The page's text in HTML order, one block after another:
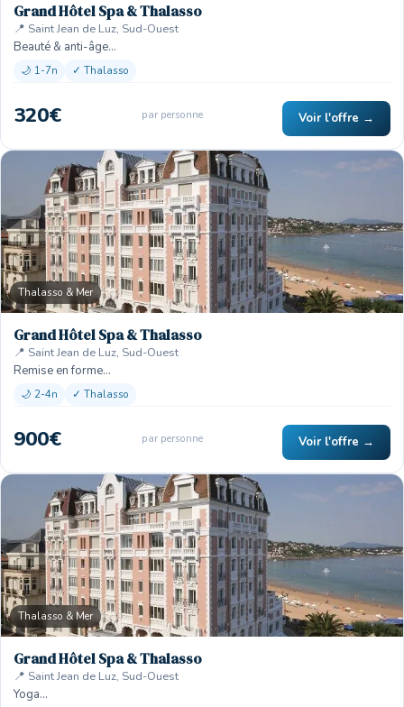
Grand Hôtel Spa & Thalasso
📍 Saint Jean de Luz, Sud-Ouest
Beauté & anti-âge…
🌙 1-7n ✓ Thalasso
320€ par personne Voir l'offre →
Thalasso & Mer
Grand Hôtel Spa & Thalasso
📍 Saint Jean de Luz, Sud-Ouest
Remise en forme…
🌙 2-4n ✓ Thalasso
900€ par personne Voir l'offre →
Thalasso & Mer
Grand Hôtel Spa & Thalasso
📍 Saint Jean de Luz, Sud-Ouest
Yoga…